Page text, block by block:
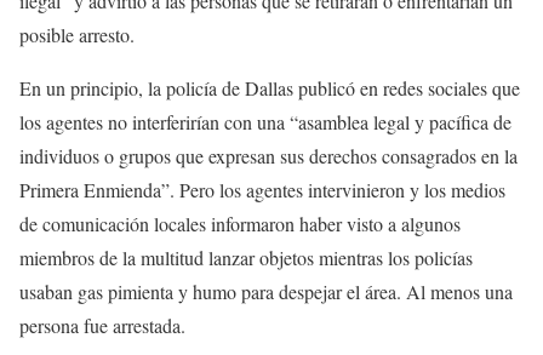
posible arresto.
En un principio, la policía de Dallas publicó en redes sociales que
los agentes no interferirían con una “asamblea legal y pacífica de
individuos o grupos que expresan sus derechos consagrados en la
Primera Enmienda”. Pero los agentes intervinieron y los medios
de comunicación locales informaron haber visto a algunos
miembros de la multitud lanzar objetos mientras los policías
usaban gas pimienta y humo para despejar el área. Al menos una
persona fue arrestada.